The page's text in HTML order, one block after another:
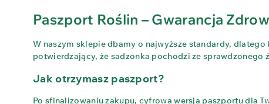
Paszport Roślin – Gwarancja
W naszym sklepie dbamy o najwyższe standardy,
potwierdzający, że sadzonka pochodzi ze sprawdzonego
Jak otrzymasz paszport?
Po sfinalizowaniu zakupu, cyfrowa wersja paszportu dla